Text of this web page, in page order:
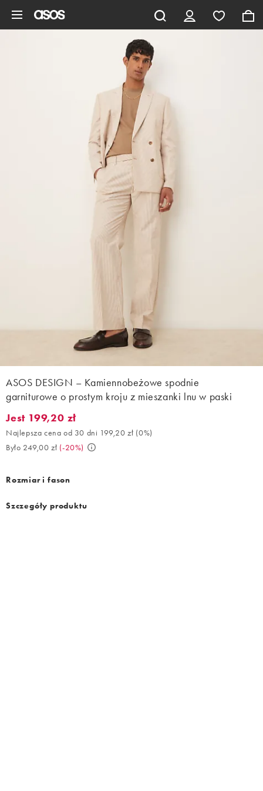
ASOS DESIGN – Kamiennobeżowe spodnie
garniturowe o prostym kroju z mieszanki lnu w paski
Jest 199,20 zł. Najlepsza cena od 30 dni 199,20 zł (0%). Było
Jest 199,20 zł
Najlepsza cena od 30 dni 199,20 zł (0%)
Było 249,00 zł (-20%)
Rozmiar i fason
Szczegóły produktu